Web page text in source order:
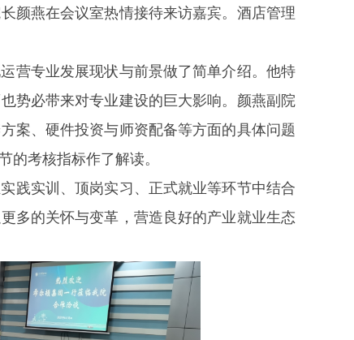
颜燕在会议室热情接待来访嘉宾。酒店管理
营专业发展现状与前景做了简单介绍。他特
势必带来对专业建设的巨大影响。颜燕副院
案、硬件投资与师资配备等方面的具体问题
的考核指标作了解读。
践实训、顶岗实习、正式就业等环节中结合
多的关怀与变革，营造良好的产业就业生态